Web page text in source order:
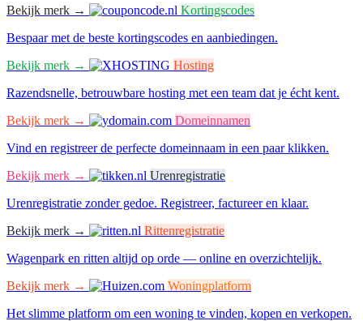
Bekijk merk →
Kortingscodes
Bespaar met de beste kortingscodes en aanbiedingen.
Bekijk merk →
Hosting
Razendsnelle, betrouwbare hosting met een team dat je écht kent.
Bekijk merk →
Domeinnamen
Vind en registreer de perfecte domeinnaam in een paar klikken.
Bekijk merk →
Urenregistratie
Urenregistratie zonder gedoe. Registreer, factureer en klaar.
Bekijk merk →
Rittenregistratie
Wagenpark en ritten altijd op orde — online en overzichtelijk.
Bekijk merk →
Woningplatform
Het slimme platform om een woning te vinden, kopen en verkopen.